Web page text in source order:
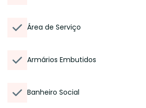
Área de Serviço
Armários Embutidos
Banheiro Social